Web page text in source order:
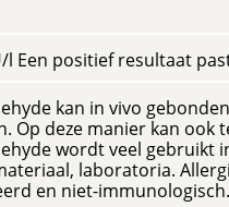
l Een positief resultaat
kan in vivo
Op deze manier kan ook
wordt veel gebruikt
laboratoria.
en niet-